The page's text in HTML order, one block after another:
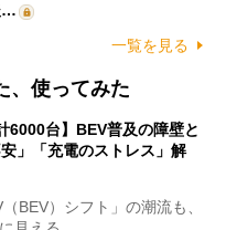
…
一覧を見る
、使ってみた
6000台】BEV普及の障壁と
」「充電のストレス」解
BEV）シフト」の潮流も、